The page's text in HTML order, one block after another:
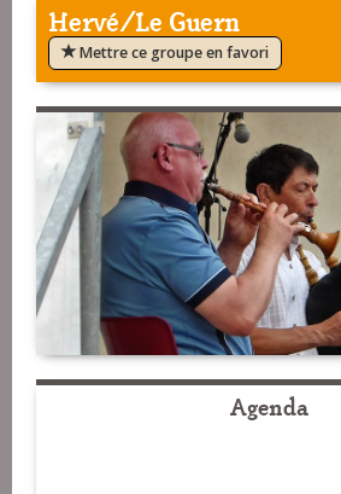
Hervé/Le Guern
Mettre ce groupe en favori
Agenda